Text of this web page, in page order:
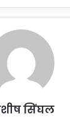
सिंघल